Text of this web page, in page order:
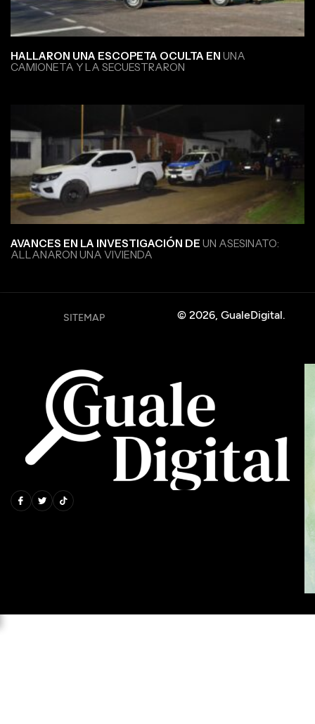
HALLARON UNA ESCOPETA OCULTA EN UNA
CAMIONETA Y LA SECUESTRARON
AVANCES EN LA INVESTIGACIÓN DE UN ASESINATO:
ALLANARON UNA VIVIENDA
© 2026, GualeDigital.
SITEMAP